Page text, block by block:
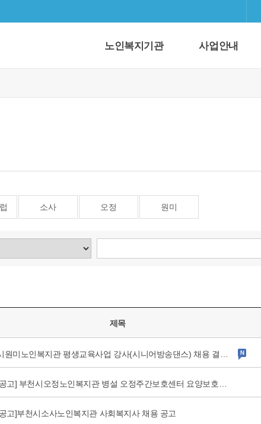
노인복지기관 사업안내
소사 오정 원미
제목
부천시원미노인복지관 평생교육사업 강사(시니어방송댄스) 채용 결과 공고
새
글
[채용공고] 부천시오정노인복지관 병설 오정주간보호센터 요양보호사 채용 공고
고]부천시소사노인복지관 사회복지사 채용 공고